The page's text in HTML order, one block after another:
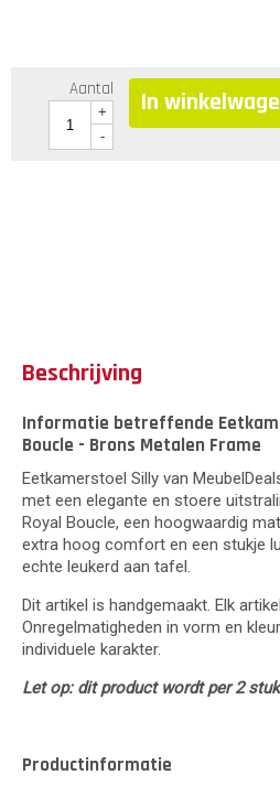
Aantal
+
-
In
Beschrijving
Informatie betreffende
Boucle - Brons Metalen Frame
Eetkamerstoel Silly van
met een elegante en stoere
Royal Boucle, een hoogwaardig
extra hoog comfort en een stukje
echte leukerd aan tafel.
Dit artikel is handgemaakt. Elk
Onregelmatigheden in vorm en
individuele karakter.
Let op: dit product wordt per 2
Productinformatie